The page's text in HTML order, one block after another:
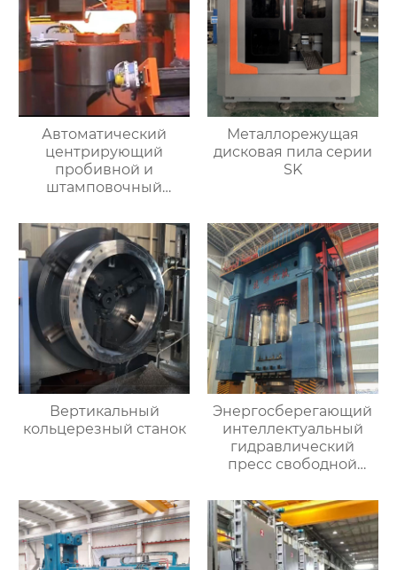
Автоматический
центрирующий
пробивной и
штамповочный
пресс
Металлорежущая
дисковая пила серии
SK
Вертикальный
кольцерезный станок
Энергосберегающий
интеллектуальный
гидравлический
пресс свободной